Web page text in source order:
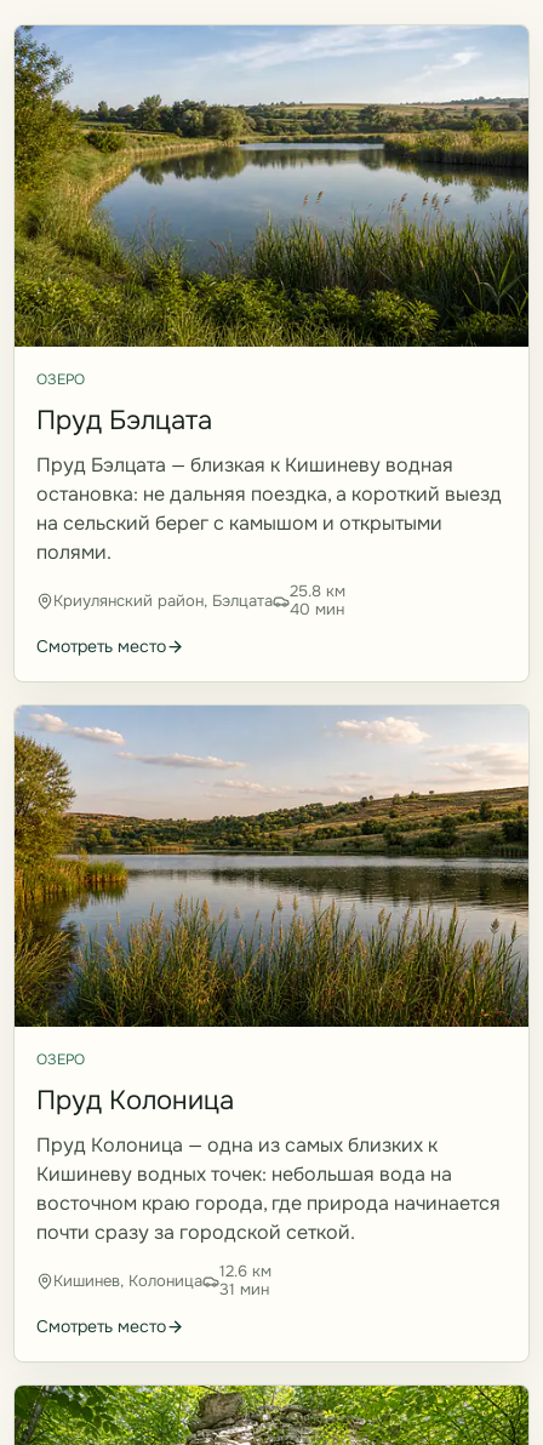
ОЗЕРО
Пруд Бэлцата
Пруд Бэлцата — близкая к Кишиневу водная
остановка: не дальняя поездка, а короткий выезд
на сельский берег с камышом и открытыми
полями.
Криулянский район, Бэлцата
25.8 км
40 мин
Смотреть место
ОЗЕРО
Пруд Колоница
Пруд Колоница — одна из самых близких к
Кишиневу водных точек: небольшая вода на
восточном краю города, где природа начинается
почти сразу за городской сеткой.
Кишинев, Колоница
12.6 км
31 мин
Смотреть место